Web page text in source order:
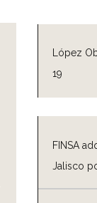
López
19
FINSA
Jalisco